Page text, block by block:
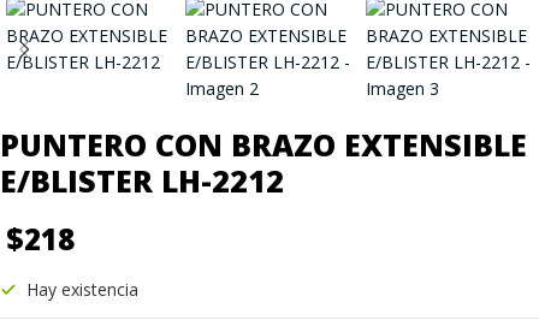
PUNTERO CON BRAZO EXTENSIBLE
E/BLISTER LH-2212
$218
Hay existencia